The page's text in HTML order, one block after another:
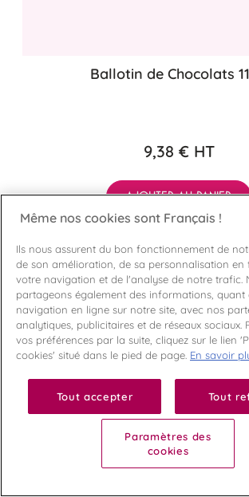
Ballotin de Chocolats
9,38 €HT
AJOUTER AU PANIER
Même nos cookies sont Français !
Ils nous assurent du bon fonctionnement de
de son amélioration, de sa personnalisation en
votre navigation et de l'analyse de notre trafic.
partageons également des informations, quant
navigation en ligne sur notre site, avec nos
analytiques, publicitaires et de réseaux sociaux.
vos préférences par la suite, cliquez sur le lien
cookies' situé dans le pied de page. En savoir
Tout accepter Tout
Paramètres des
cookies